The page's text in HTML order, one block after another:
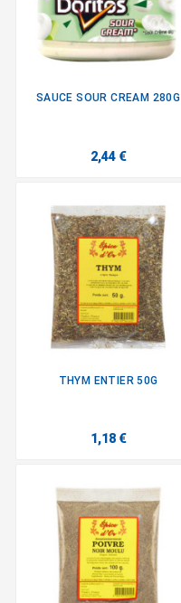
SAUCE SOUR CREAM 280G
2,44 €
THYM ENTIER 50G
1,18 €